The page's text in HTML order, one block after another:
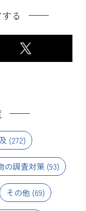
る
(272)
の調査対策 (93)
その他 (69)